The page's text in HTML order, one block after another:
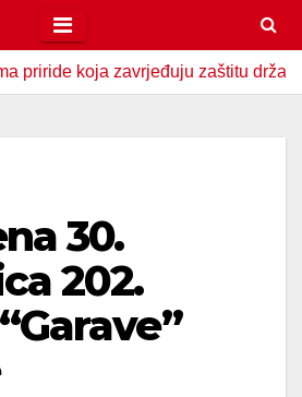
koja zavrjeđuju zaštitu države
30.
202.